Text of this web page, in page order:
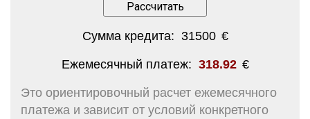
Сумма кредита: 31500 €
Ежемесячный платеж: 318.92 €
Это ориентировочный расчет ежемесячного
платежа и зависит от условий конкретного